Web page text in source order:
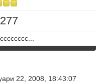
22, 2008, 18:43:07